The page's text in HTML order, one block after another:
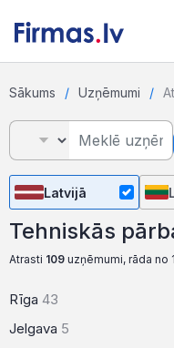
Sākums Uzņēmumi
Latvijā
Tehniskās
Atrasti 109 uzņēmumi, rāda no
Rīga 43
Jelgava 5